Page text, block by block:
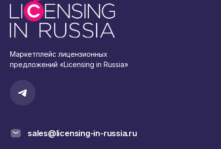
Маркетплейс лицензионных
предложений «Licensing in Russia»
sales@licensing-in-russia.ru